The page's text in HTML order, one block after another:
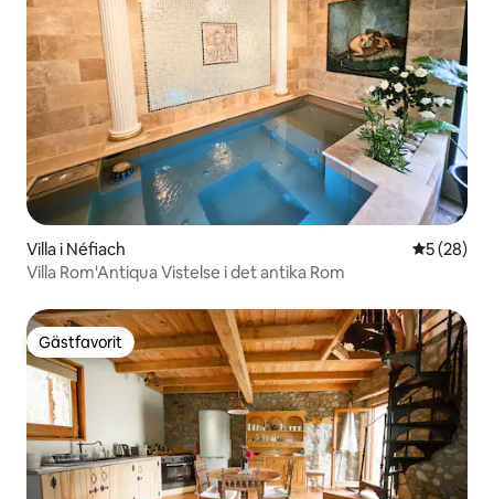
Villa i Néfiach 5 av 5 i
5 (28)
Villa Rom'Antiqua Vistelse i det antika Rom
Gästfavorit
Gästfavorit